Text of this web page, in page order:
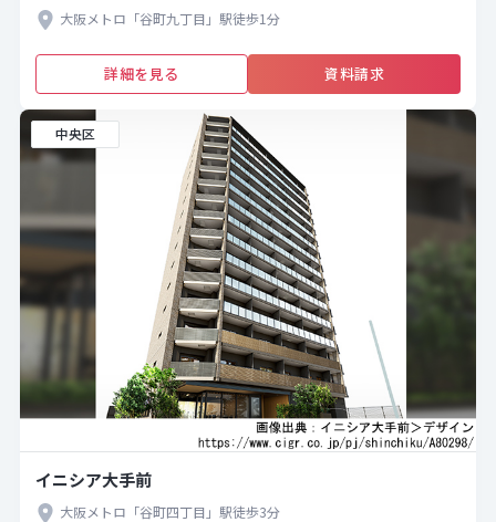
大阪メトロ「谷町九丁目」駅徒歩1分
詳細を見る 資料請求
中央区
イニシア大手前
大阪メトロ「谷町四丁目」駅徒歩3分